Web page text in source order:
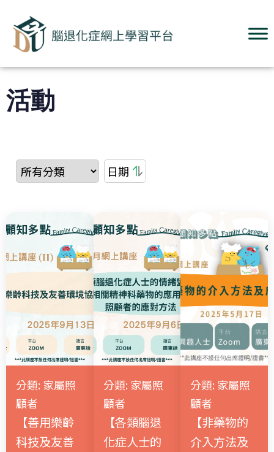
活動
日期
分類: 家屬照
顧者
【善用樂齡
科技及友善
分類: 家屬照
顧者
【各類腦退
化症人士的
分類: 家屬照
顧者
【非藥物的
介入方法及